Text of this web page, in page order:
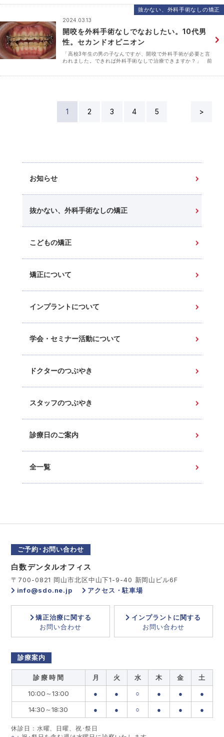
院でも「外科手術をしなければ治らない」と言われたとの･･･
2024.03.13
開咬を外科手術なしでなおしたい。10代男
性。セカンドオピニオン
「高校3年生の男の子なんですが、開咬で外科手術が必要と言
われました。できれば外科手術なしで治療できますか？」 前
が、次第に開咬になってきたとのこと。担当の先生から･･･
抜かない、外科手術なしの矯正
1 2 3 4 5 >
お知らせ
抜かない、外科手術なしの矯正
こどもの矯正
矯正について
インプラントについて
学会・セミナー活動について
ドクターのつぶやき
スタッフのつぶやき
診療日のご案内
全一覧
ご予約･お問い合わせ
白数デンタルオフィス
〒700-0821 岡山市北区中山下1-9-40 新岡山ビル6F
info@sdo.ne.jp
アクセス・駐車場
矯正治療に関する
お問い合わせ
インプラントに関する
お問い合わせ
診療案内
診 療 時 間 月 火 水 木 金
土
10:00～13:00
● ● ○ ● ●
●
14:30～18:30
● ● ○ ● ● ●
休診日：水曜、日曜、祝･祭日